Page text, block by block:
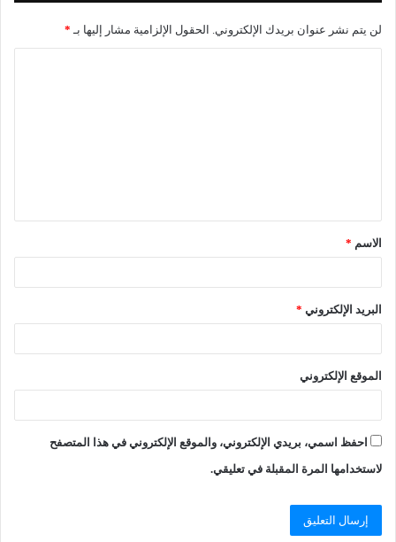
لن يتم نشر عنوان بريدك الإلكتروني. الحقول الإلزامية مشار إليها بـ *
الاسم *
البريد الإلكتروني *
الموقع الإلكتروني
احفظ اسمي، بريدي الإلكتروني، والموقع الإلكتروني في هذا المتصفح
لاستخدامها المرة المقبلة في تعليقي.